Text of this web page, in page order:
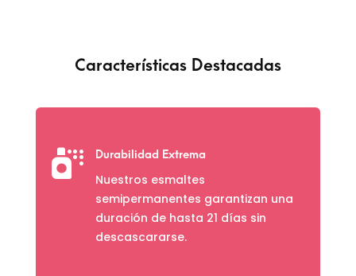
Características Destacadas
 Durabilidad Extrema
Nuestros esmaltes
semipermanentes garantizan una
duración de hasta 21 días sin
descascararse.